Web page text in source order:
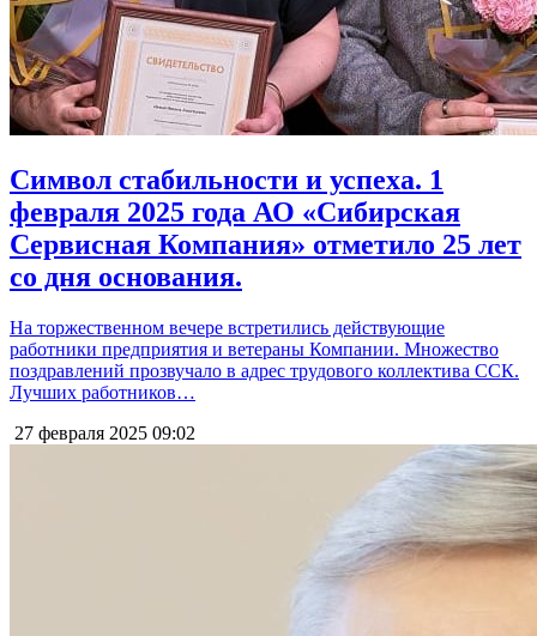
Символ стабильности и успеха. 1
февраля 2025 года АО «Сибирская
Сервисная Компания» отметило 25 лет
со дня основания.
На торжественном вечере встретились действующие
работники предприятия и ветераны Компании. Множество
поздравлений прозвучало в адрес трудового коллектива ССК.
Лучших работников…
27 февраля 2025 09:02